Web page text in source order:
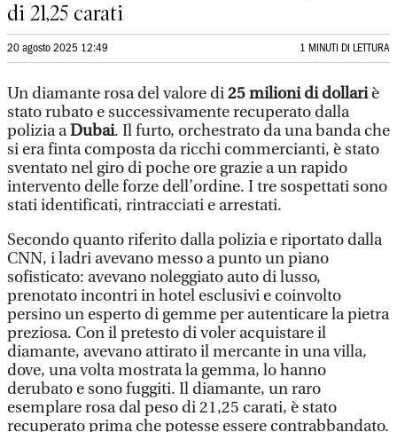
di 21,25 carati
20 agosto 2025 12:49 1 MINUTI DI LETTURA
Un diamante rosa del valore di25 milioni di dollariè
stato rubato e successivamente recuperato dalla
polizia aDubai. Il furto, orchestrato da una banda che
si era finta composta da ricchi commercianti, è stato
sventato nel giro di poche ore grazie a un rapido
intervento delle forze dell’ordine. I tre sospettati sono
stati identificati, rintracciati e arrestati.
Secondo quanto riferito dalla polizia e riportato dalla
CNN, i ladri avevano messo a punto un piano
sofisticato: avevano noleggiato auto di lusso,
prenotato incontri in hotel esclusivi e coinvolto
persino un esperto di gemme per autenticare la pietra
preziosa. Con il pretesto di voler acquistare il
diamante, avevano attirato il mercante in una villa,
dove, una volta mostrata la gemma, lo hanno
derubato e sono fuggiti. Il diamante, un raro
esemplare rosa dal peso di 21,25 carati, è stato
recuperato prima che potesse essere contrabbandato.